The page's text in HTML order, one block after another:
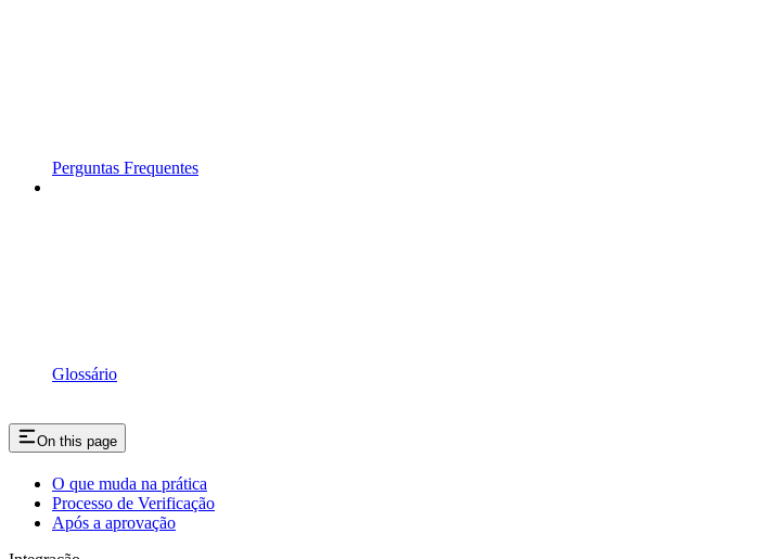
Perguntas Frequentes
Glossário
On this page
O que muda na prática
Processo de Verificação
Após a aprovação